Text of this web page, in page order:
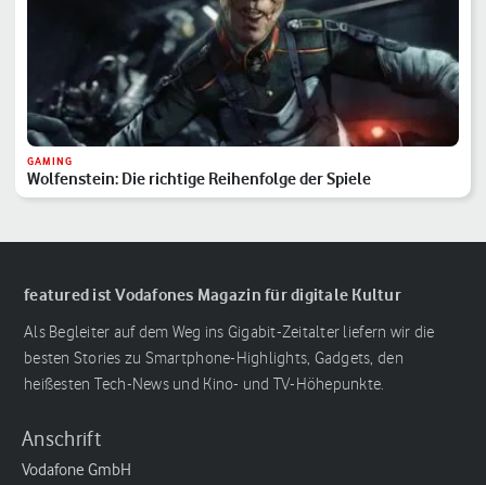
GAMING
Wolfenstein: Die richtige Reihenfolge der Spiele
featured ist Vodafones Magazin für digitale Kultur
Als Begleiter auf dem Weg ins Gigabit-Zeitalter liefern wir die
besten Stories zu Smartphone-Highlights, Gadgets, den
heißesten Tech-News und Kino- und TV-Höhepunkte.
Anschrift
Vodafone GmbH